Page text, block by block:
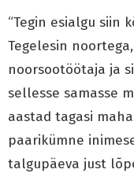
“Tegin esialgu siin
Tegelesin
noorsootöötaja ja
sellesse samasse
aastad tagasi
paarikümne
talgupäeva just